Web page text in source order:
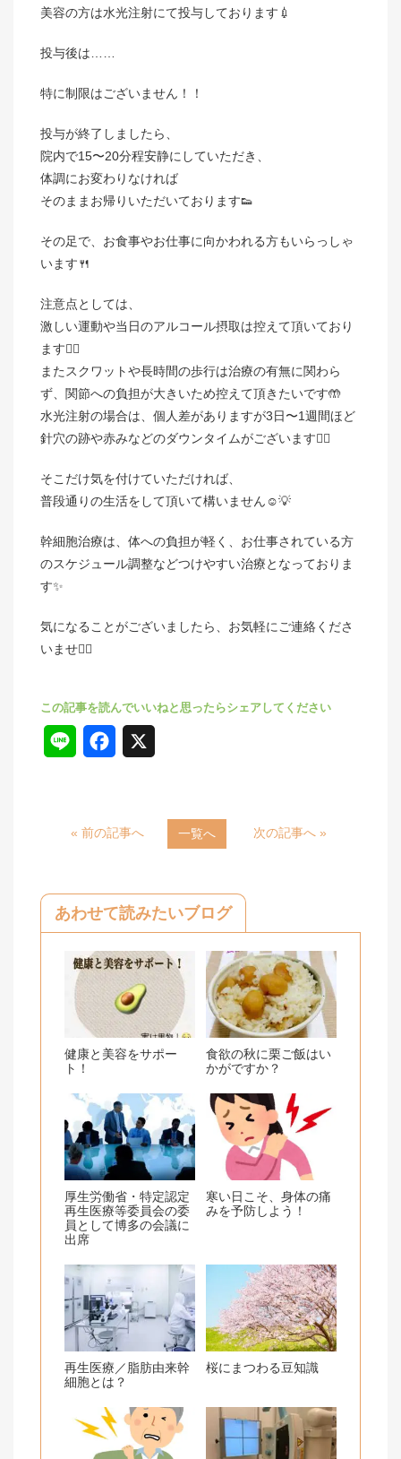
美容の方は水光注射にて投与しております💉
投与後は……
特に制限はございません！！
投与が終了しましたら、
院内で15〜20分程安静にしていただき、
体調にお変わりなければ
そのままお帰りいただいております👟
その足で、お食事やお仕事に向かわれる方もいらっしゃ
います🍴
注意点としては、
激しい運動や当日のアルコール摂取は控えて頂いており
ます👨‍⚕
またスクワットや長時間の歩行は治療の有無に関わら
ず、関節への負担が大きいため控えて頂きたいです🤲
水光注射の場合は、個人差がありますが3日〜1週間ほど
針穴の跡や赤みなどのダウンタイムがございます👨‍⚕
そこだけ気を付けていただければ、
普段通りの生活をして頂いて構いません☺️💡
幹細胞治療は、体への負担が軽く、お仕事されている方
のスケジュール調整などつけやすい治療となっておりま
す✨
気になることがございましたら、お気軽にご連絡くださ
いませ💁‍♀
e e
o
o
k
« 前の記事へ 一覧へ 次の記事へ »
あわせて読みたいブログ
健康と美容をサポー
ト！
食欲の秋に栗ご飯はい
かがですか？
厚生労働省・特定認定
再生医療等委員会の委
員として博多の会議に
出席
寒い日こそ、身体の痛
みを予防しよう！
再生医療／脂肪由来幹
細胞とは？
桜にまつわる豆知識